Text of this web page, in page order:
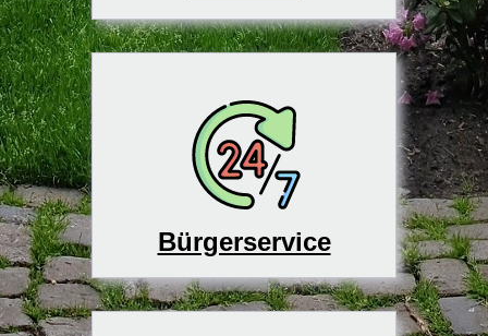
Bürgerservice